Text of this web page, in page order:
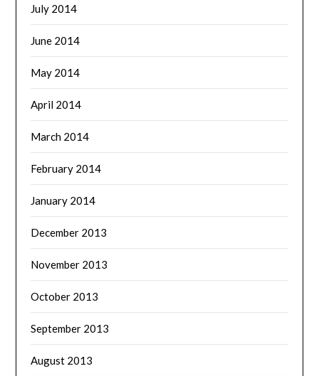
July 2014
June 2014
May 2014
April 2014
March 2014
February 2014
January 2014
December 2013
November 2013
October 2013
September 2013
August 2013